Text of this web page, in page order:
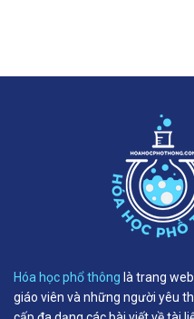
Hóa học phổ thông là trang
giáo viên và những người yêu